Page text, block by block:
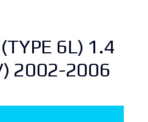
6L) 1.4
2002-2006